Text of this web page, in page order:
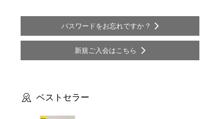
パスワードをお忘れですか ?
新規ご入会はこちら
ベストセラー